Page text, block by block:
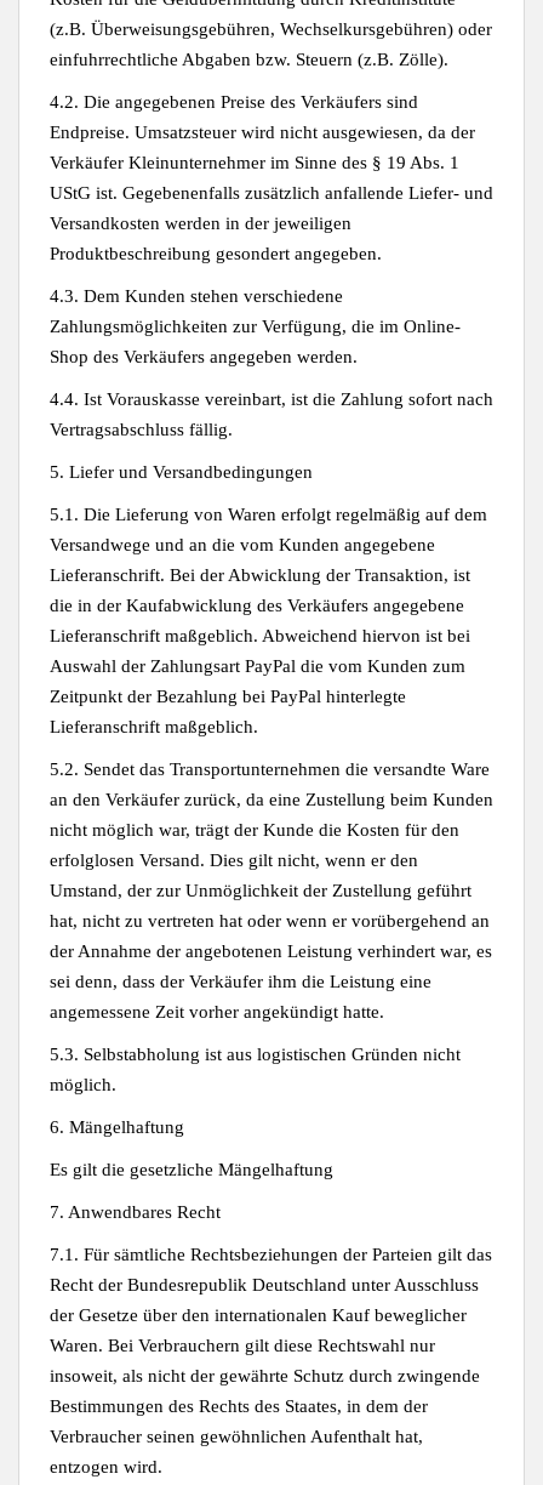
(z.B. Überweisungsgebühren, Wechselkursgebühren) oder
einfuhrrechtliche Abgaben bzw. Steuern (z.B. Zölle).
4.2. Die angegebenen Preise des Verkäufers sind
Endpreise. Umsatzsteuer wird nicht ausgewiesen, da der
Verkäufer Kleinunternehmer im Sinne des § 19 Abs. 1
UStG ist. Gegebenenfalls zusätzlich anfallende Liefer- und
Versandkosten werden in der jeweiligen
Produktbeschreibung gesondert angegeben.
4.3. Dem Kunden stehen verschiedene
Zahlungsmöglichkeiten zur Verfügung, die im Online-
Shop des Verkäufers angegeben werden.
4.4. Ist Vorauskasse vereinbart, ist die Zahlung sofort nach
Vertragsabschluss fällig.
5. Liefer und Versandbedingungen
5.1. Die Lieferung von Waren erfolgt regelmäßig auf dem
Versandwege und an die vom Kunden angegebene
Lieferanschrift. Bei der Abwicklung der Transaktion, ist
die in der Kaufabwicklung des Verkäufers angegebene
Lieferanschrift maßgeblich. Abweichend hiervon ist bei
Auswahl der Zahlungsart PayPal die vom Kunden zum
Zeitpunkt der Bezahlung bei PayPal hinterlegte
Lieferanschrift maßgeblich.
5.2. Sendet das Transportunternehmen die versandte Ware
an den Verkäufer zurück, da eine Zustellung beim Kunden
nicht möglich war, trägt der Kunde die Kosten für den
erfolglosen Versand. Dies gilt nicht, wenn er den
Umstand, der zur Unmöglichkeit der Zustellung geführt
hat, nicht zu vertreten hat oder wenn er vorübergehend an
der Annahme der angebotenen Leistung verhindert war, es
sei denn, dass der Verkäufer ihm die Leistung eine
angemessene Zeit vorher angekündigt hatte.
5.3. Selbstabholung ist aus logistischen Gründen nicht
möglich.
6. Mängelhaftung
Es gilt die gesetzliche Mängelhaftung
7. Anwendbares Recht
7.1. Für sämtliche Rechtsbeziehungen der Parteien gilt das
Recht der Bundesrepublik Deutschland unter Ausschluss
der Gesetze über den internationalen Kauf beweglicher
Waren. Bei Verbrauchern gilt diese Rechtswahl nur
insoweit, als nicht der gewährte Schutz durch zwingende
Bestimmungen des Rechts des Staates, in dem der
Verbraucher seinen gewöhnlichen Aufenthalt hat,
entzogen wird.